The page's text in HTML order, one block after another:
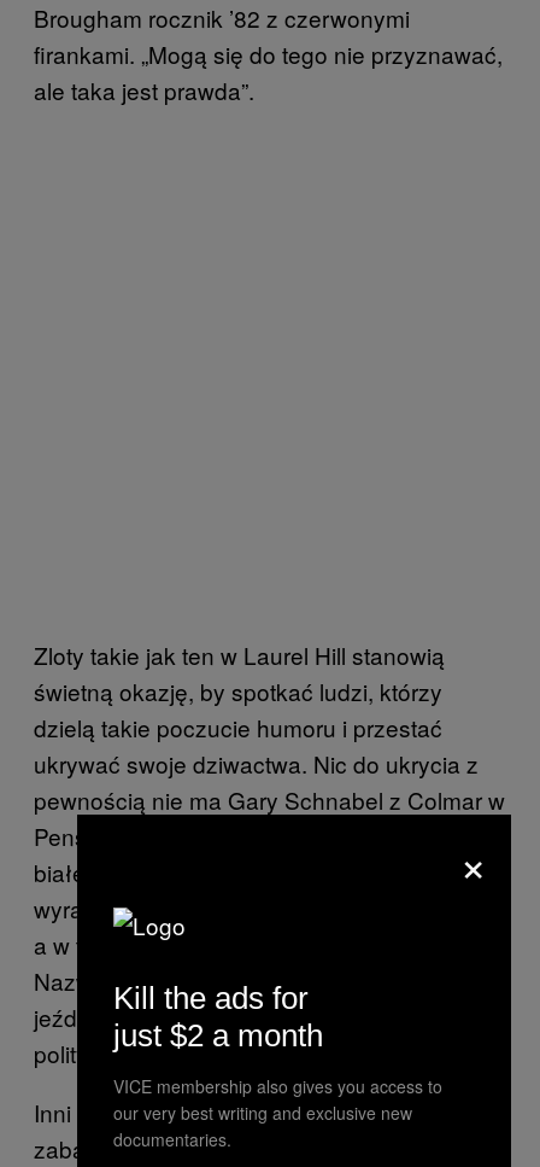
Brougham rocznik ’82 z czerwonymi
firankami. „Mogą się do tego nie przyznawać,
ale taka jest prawda”.
Zloty takie jak ten w Laurel Hill stanowią
świetną okazję, by spotkać ludzi, którzy
dzielą takie poczucie humoru i przestać
ukrywać swoje dziwactwa. Nic do ukrycia z
pewnością nie ma Gary Schnabel z Colmar w
Pensylwanii, który przyozdobił swojego
białego Cadillaca kalkomaniami
wyrażającymi poparcie dla Donalda Trumpa,
a w trumnie umieścił kukłę Hillary Clinton.
Nazwał swój pojazd „Pociągiem do Trumpa” i
jeździ nim, by wyrazić swoje poglądy
polityczne.
Inni wolą subtelniejsze dodatki, w rodzaju
zabawnych rejestracji albo chorągiewek z
×
Kill the ads for
just $2 a month
VICE membership also gives you access to
our very best writing and exclusive new
documentaries.